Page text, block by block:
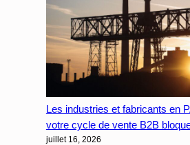
Les industries et fabricants en
votre cycle de vente B2B
juillet 16, 2026